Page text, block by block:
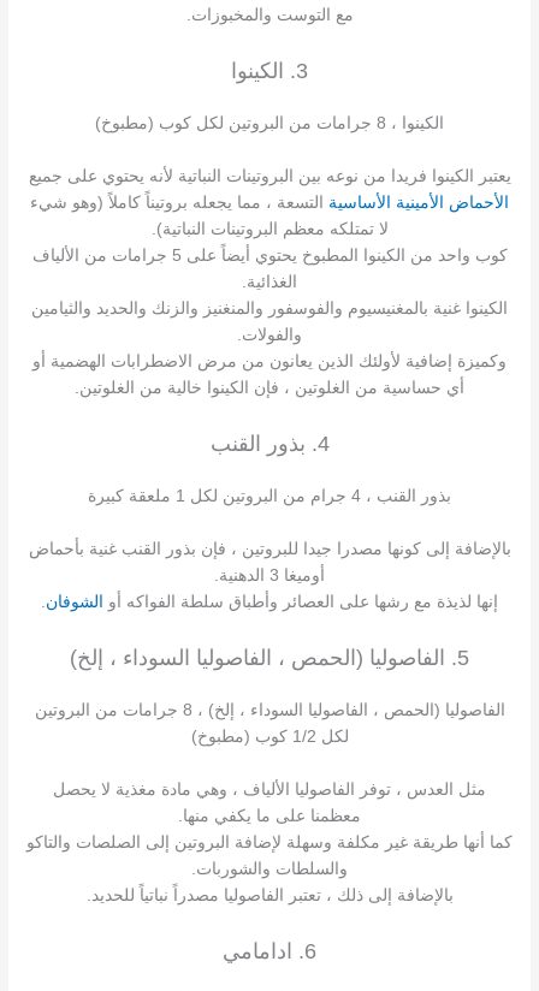
مع التوست والمخبوزات.
3. الكينوا
الكينوا ، 8 جرامات من البروتين لكل كوب (مطبوخ)
يعتبر الكينوا فريدا من نوعه بين البروتينات النباتية لأنه يحتوي على جميع
الأحماض الأمينية الأساسية التسعة ، مما يجعله بروتيناً كاملاً (وهو شيء
لا تمتلكه معظم البروتينات النباتية).
كوب واحد من الكينوا المطبوخ يحتوي أيضاً على 5 جرامات من الألياف
الغذائية.
الكينوا غنية بالمغنيسيوم والفوسفور والمنغنيز والزنك والحديد والثيامين
والفولات.
وكميزة إضافية لأولئك الذين يعانون من مرض الاضطرابات الهضمية أو
أي حساسية من الغلوتين ، فإن الكينوا خالية من الغلوتين.
4. بذور القنب
بذور القنب ، 4 جرام من البروتين لكل 1 ملعقة كبيرة
بالإضافة إلى كونها مصدرا جيدا للبروتين ، فإن بذور القنب غنية بأحماض
أوميغا 3 الدهنية.
إنها لذيذة مع رشها على العصائر وأطباق سلطة الفواكه أو
الشوفان
5. الفاصوليا (الحمص ، الفاصوليا السوداء ، إلخ)
الفاصوليا (الحمص ، الفاصوليا السوداء ، إلخ) ، 8 جرامات من البروتين
لكل 1/2 كوب (مطبوخ)
مثل العدس ، توفر الفاصوليا الألياف ، وهي مادة مغذية لا يحصل
معظمنا على ما يكفي منها.
كما أنها طريقة غير مكلفة وسهلة لإضافة البروتين إلى الصلصات والتاكو
والسلطات والشوربات.
بالإضافة إلى ذلك ، تعتبر الفاصوليا مصدراً نباتياً للحديد.
6. ادامامي